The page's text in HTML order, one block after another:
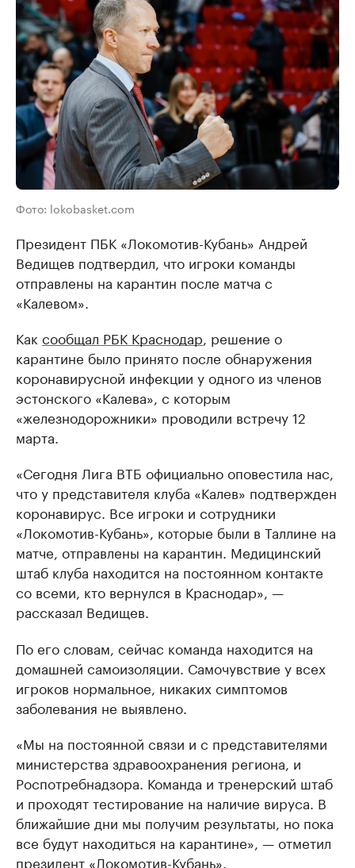
Фото: lokobasket.com
Президент ПБК «Локомотив-Кубань» Андрей
Ведищев подтвердил, что игроки команды
отправлены на карантин после матча с
«Калевом».
Как сообщал РБК Краснодар, решение о
карантине было принято после обнаружения
коронавирусной инфекции у одного из членов
эстонского «Калева», с которым
«железнодорожники» проводили встречу 12
марта.
«Сегодня Лига ВТБ официально оповестила нас,
что у представителя клуба «Калев» подтвержден
коронавирус. Все игроки и сотрудники
«Локомотив-Кубань», которые были в Таллине на
матче, отправлены на карантин. Медицинский
штаб клуба находится на постоянном контакте
со всеми, кто вернулся в Краснодар», —
рассказал Ведищев.
По его словам, сейчас команда находится на
домашней самоизоляции. Самочувствие у всех
игроков нормальное, никаких симптомов
заболевания не выявлено.
«Мы на постоянной связи и с представителями
министерства здравоохранения региона, и
Роспотребнадзора. Команда и тренерский штаб
и проходят тестирование на наличие вируса. В
ближайшие дни мы получим результаты, но пока
все будут находиться на карантине», — отметил
президент «Локомотив-Кубань».